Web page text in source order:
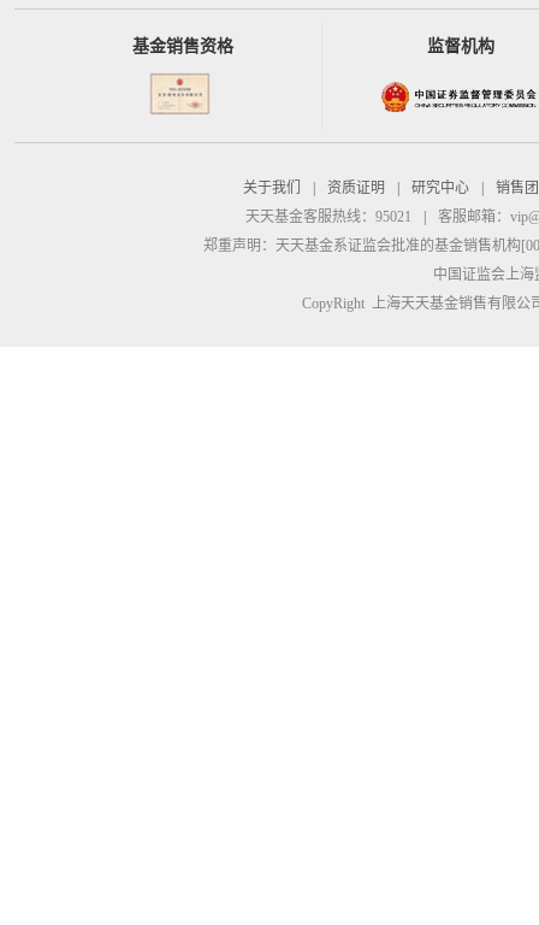
基金销售资格 监督机构
关于我们 资质证明 研究中心
销售
天天基金客服热线：95021
客服邮箱：
郑重声明： 天天基金系证监会批准的基金销售机构
中国证监会上
CopyRight 上海天天基金销售有限